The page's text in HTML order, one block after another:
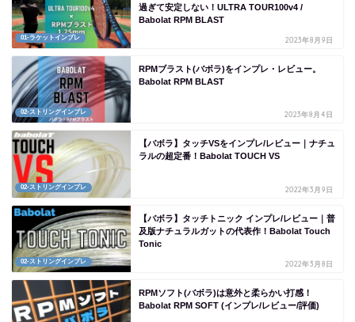
01-ラケットインプレ
過ぎて安定しない！ULTRA TOUR100v4 /
Babolat RPM BLAST
2023年8月9日
02-ストリングインプレ
RPMブラスト(バボラ)をインプレ・レビュー。
Babolat RPM BLAST
2023年8月4日
02-ストリングインプレ
【バボラ】タッチVSをインプレ/レビュー｜ナチュ
ラルの超定番！Babolat TOUCH VS
2022年3月9日
02-ストリングインプレ
【バボラ】タッチトニック インプレ/レビュー｜普
及版ナチュラルガットの代表作！Babolat Touch
Tonic
2022年3月8日
RPMソフト(バボラ)は意外と柔らかい打感！
Babolat RPM SOFT (インプレ/レビュー/評価)